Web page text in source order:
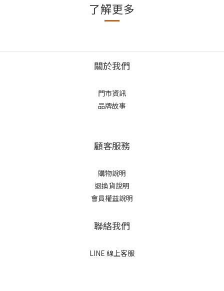
了解更多
關於我們
門市資訊
品牌故事
顧客服務
購物說明
退換貨說明
會員權益說明
聯絡我們
LINE 線上客服